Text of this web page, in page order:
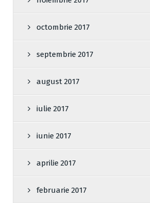
octombrie 2017
septembrie 2017
august 2017
iulie 2017
iunie 2017
aprilie 2017
februarie 2017